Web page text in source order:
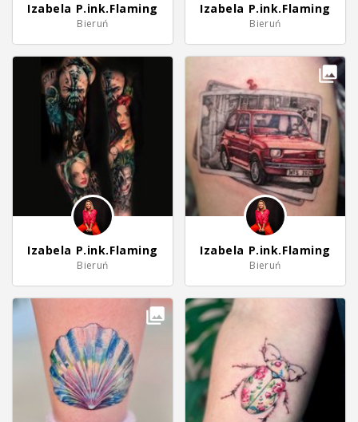
Izabela P.ink.Flaming
Bieruń
Izabela P.ink.Flaming
Bieruń
Izabela P.ink.Flaming
Bieruń
Izabela P.ink.Flaming
Bieruń